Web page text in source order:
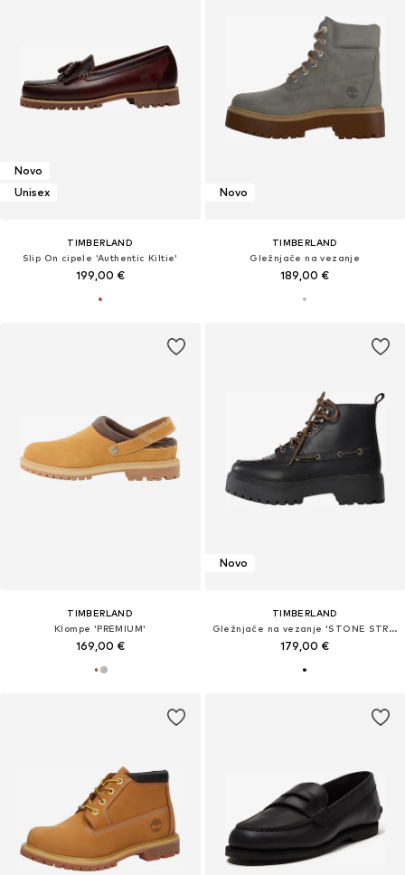
Novo
Unisex
TIMBERLAND
Slip On cipele 'Authentic Kiltie'
199,00 €
Novo
TIMBERLAND
Gležnjače na vezanje
189,00 €
TIMBERLAND
Klompe 'PREMIUM'
169,00 €
Novo
TIMBERLAND
Gležnjače na vezanje 'STONE STREET'
179,00 €